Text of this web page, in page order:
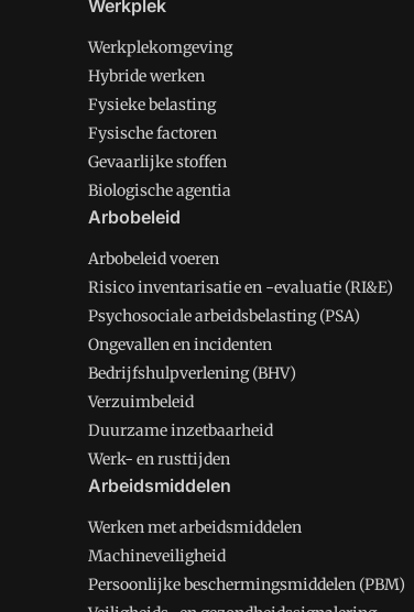
Werkplek
Werkplekomgeving
Hybride werken
Fysieke belasting
Fysische factoren
Gevaarlijke stoffen
Biologische agentia
Arbobeleid
Arbobeleid voeren
Risico inventarisatie en -evaluatie (RI&E)
Psychosociale arbeidsbelasting (PSA)
Ongevallen en incidenten
Bedrijfshulpverlening (BHV)
Verzuimbeleid
Duurzame inzetbaarheid
Werk- en rusttijden
Arbeidsmiddelen
Werken met arbeidsmiddelen
Machineveiligheid
Persoonlijke beschermingsmiddelen (PBM)